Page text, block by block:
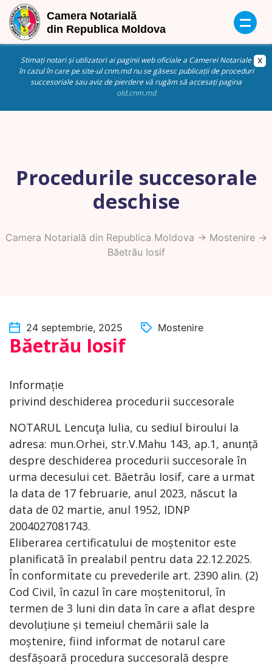
Stimați notari și utilizatori ai paginii web oficiale a Camerei Notariale
în cazul în care pe site-ul cnm.md nu se găsesc publicații de proceduri
succesoriale sau aviz de pierdere vă rugăm să accesați pagina
old.cnm.md
Procedurile succesorale
deschise
Camera Notarială din Republica Moldova -> Mostenire->
Băetrău Iosif
24 septembrie, 2025 Mostenire
Băetrău Iosif
Informație
privind deschiderea procedurii succesorale
NOTARUL Lencuţa Iulia, cu sediul biroului la
adresa: mun.Orhei, str.V.Mahu 143, ap.1, anunță
despre deschiderea procedurii succesorale în
urma decesului cet. Băetrău Iosif, care a urmat
la data de 17 februarie, anul 2023, născut la
data de 02 martie, anul 1952, IDNP
2004027081743.
Eliberarea certificatului de moștenitor este
planificată în prealabil pentru data 22.12.2025.
În conformitate cu prevederile art. 2390 alin. (2)
Cod Civil, în cazul în care moștenitorul, în
termen de 3 luni din data în care a aflat despre
devoluțiune și temeiul chemării sale la
moștenire, fiind informat de notarul care
desfășoară procedura succesorală despre